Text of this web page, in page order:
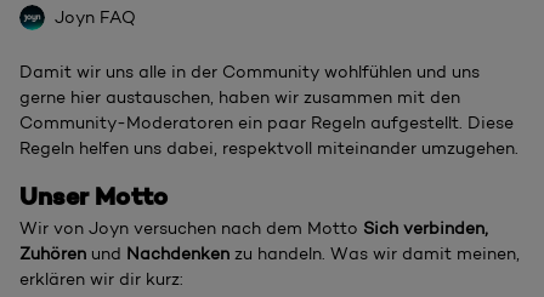
Joyn FAQ
Damit wir uns alle in der Community wohlfühlen und uns
gerne hier austauschen, haben wir zusammen mit den
Community-Moderatoren ein paar Regeln aufgestellt. Diese
Regeln helfen uns dabei, respektvoll miteinander umzugehen.
Unser Motto
Wir von Joyn versuchen nach dem Motto Sich verbinden,
Zuhören und Nachdenken zu handeln. Was wir damit meinen,
erklären wir dir kurz: